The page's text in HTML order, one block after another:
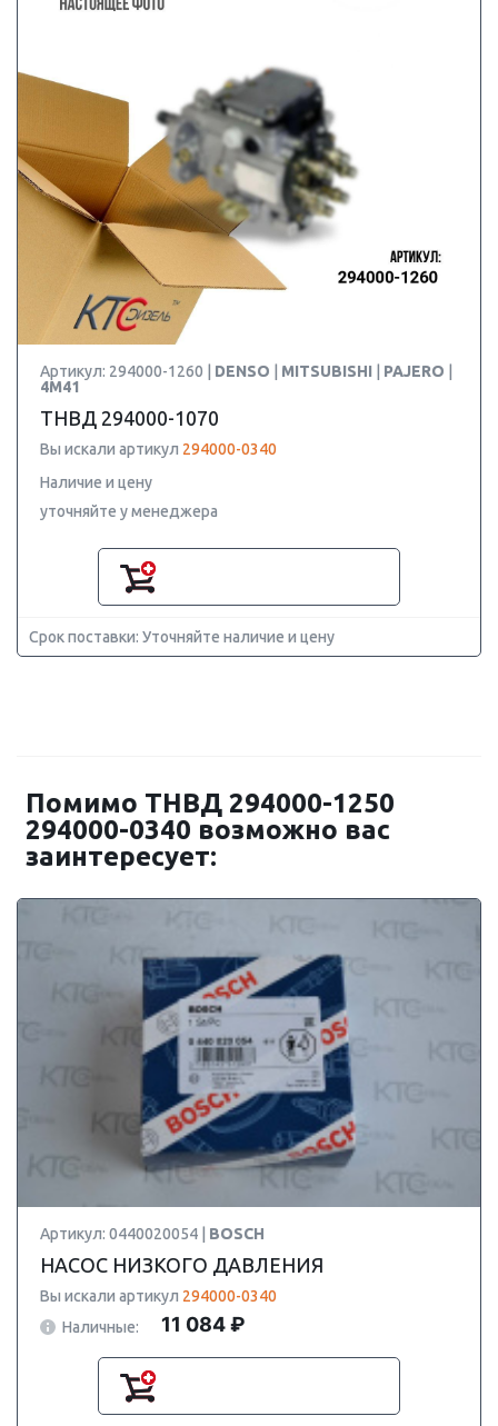
Артикул: 294000-1260 | DENSO MITSUBISHI PAJERO
4M41
ТНВД 294000-1070
Вы искали артикул 294000-0340
Наличие и цену
уточняйте у менеджера
Срок поставки: Уточняйте наличие и цену
Помимо ТНВД 294000-1250
294000-0340 возможно вас
заинтересует:
Артикул: 0440020054 | BOSCH
НАСОС НИЗКОГО ДАВЛЕНИЯ
Вы искали артикул 294000-0340
Наличные:
11 084 ₽